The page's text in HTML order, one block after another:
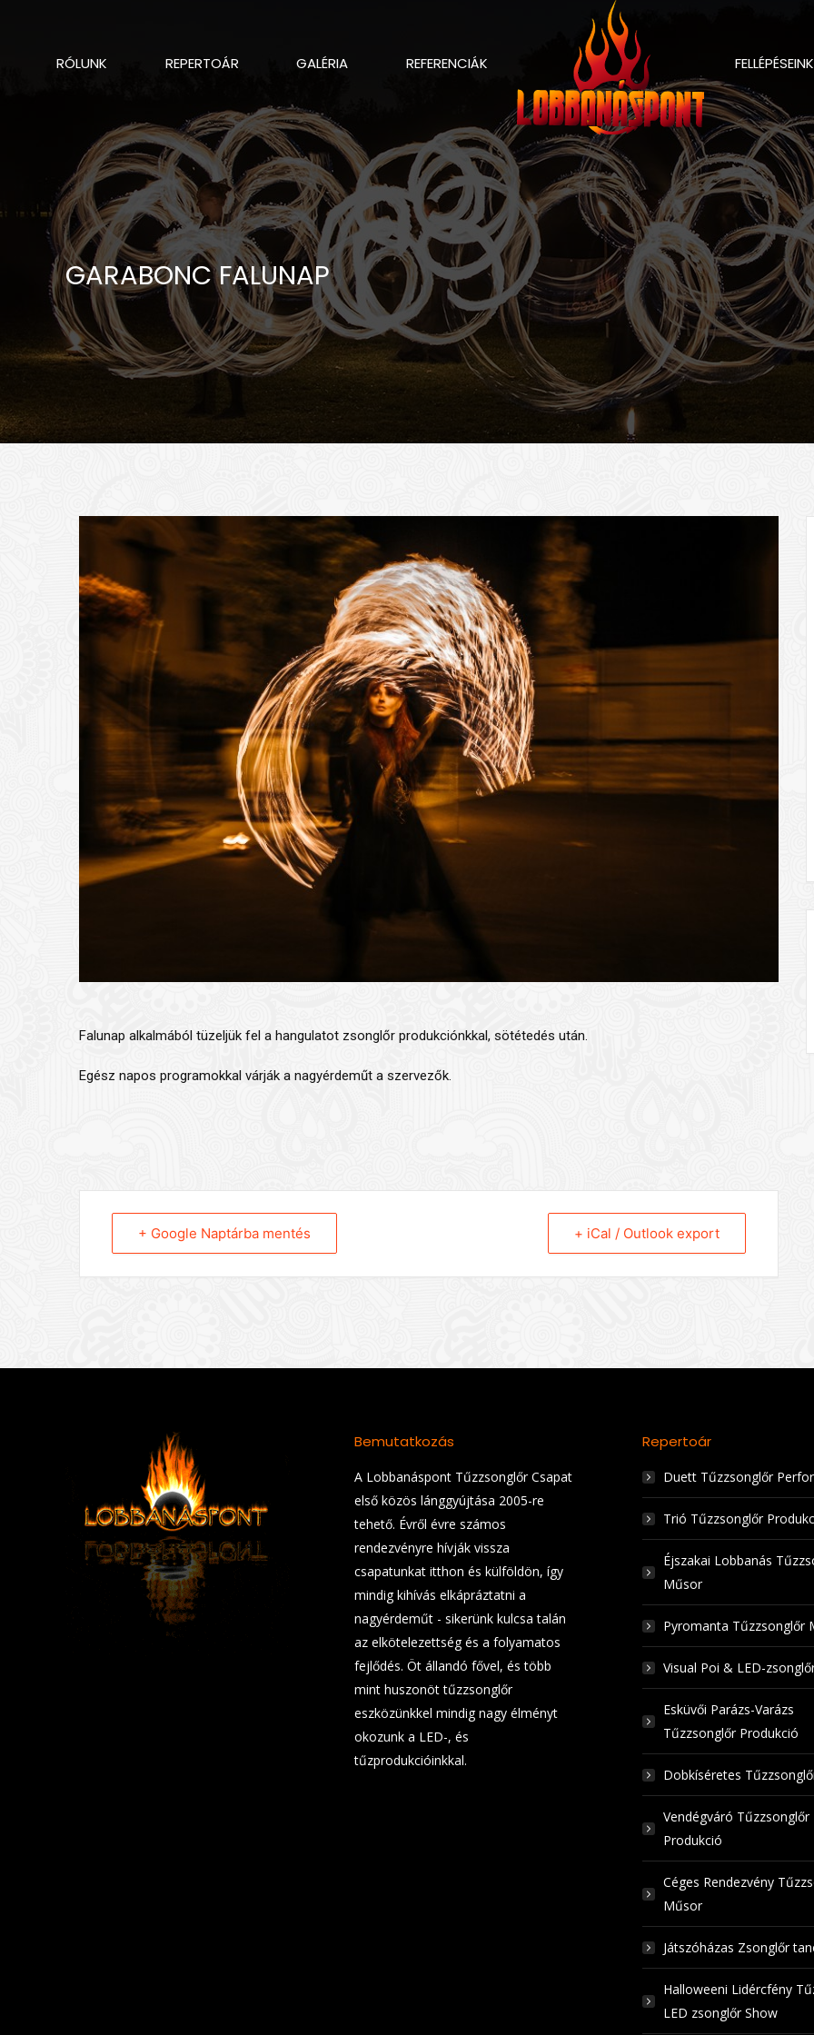
RÓLUNK REPERTOÁR GALÉRIA REFERENCIÁK FELLÉPÉSEINK
GARABONC FALUNAP
Falunap alkalmából tüzeljük fel a hangulatot zsonglőr produkciónkkal, sötétedés után.
Egész napos programokkal várják a nagyérdeműt a szervezők.
+ Google Naptárba mentés + iCal / Outlook export
Bemutatkozás
A Lobbanáspont Tűzzsonglőr Csapat
első közös lánggyújtása 2005-re
tehető. Évről évre számos
rendezvényre hívják vissza
csapatunkat itthon és külföldön, így
mindig kihívás elkápráztatni a
nagyérdeműt - sikerünk kulcsa talán
az elkötelezettség és a folyamatos
fejlődés. Öt állandó fővel, és több
mint huszonöt tűzzsonglőr
eszközünkkel mindig nagy élményt
okozunk a LED-, és
tűzprodukcióinkkal.
Repertoár
Duett Tűzzsonglőr
Trió Tűzzsonglőr
Éjszakai Lobbanás
Műsor
Pyromanta Tűzzsonglőr
Visual Poi & LED-
Esküvői Parázs-Varázs
Tűzzsonglőr Produkció
Dobkíséretes
Vendégváró Tűzzsonglőr
Produkció
Céges Rendezvény
Műsor
Játszóházas Zsonglőr
Halloweeni Lidércfény
LED zsonglőr Show